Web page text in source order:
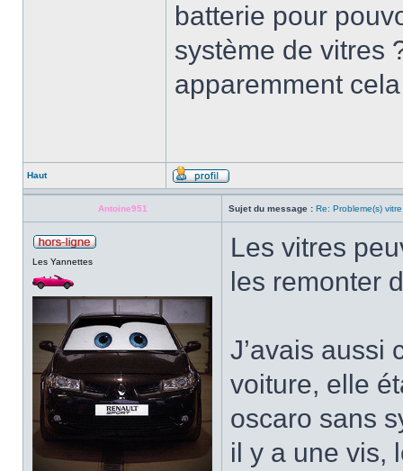
batterie pour
système de vitres
apparemment
Haut
Antoine951 Sujet du message : Re: Probleme(s)
Les Yannettes
Les vitres
les remonter
J’avais aussi
voiture, elle
oscaro sans
il y a une vis,